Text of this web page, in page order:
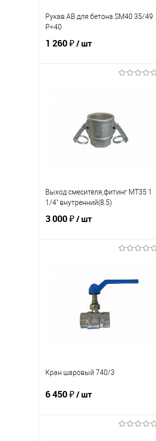
Рукав АВ для бетона SM40 35/49
Р=40
1 260 ₽/ шт
Купить в 1 клик
В избранное
В наличии
Выход смесителя,фитинг MT35 1
1/4" внутренний(8.5)
3 000 ₽/ шт
Купить в 1 клик
К сравнению
В избранное
Кран шаровый 740/3
6 450 ₽/ шт